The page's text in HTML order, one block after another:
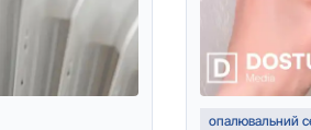
опалювальний